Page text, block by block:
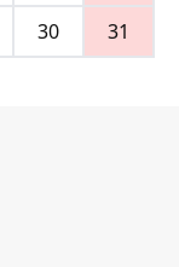
30 31